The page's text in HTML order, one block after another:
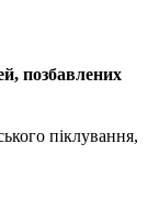
позбавлених
піклування,